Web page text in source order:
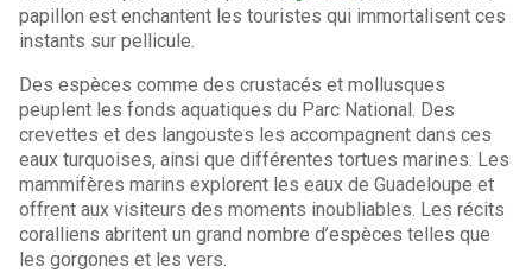
papillon est enchantent les touristes qui immortalisent ces
instants sur pellicule.
Des espèces comme des crustacés et mollusques
peuplent les fonds aquatiques du Parc National. Des
crevettes et des langoustes les accompagnent dans ces
eaux turquoises, ainsi que différentes tortues marines. Les
mammifères marins explorent les eaux de Guadeloupe et
offrent aux visiteurs des moments inoubliables. Les récits
coralliens abritent un grand nombre d’espèces telles que
les gorgones et les vers.